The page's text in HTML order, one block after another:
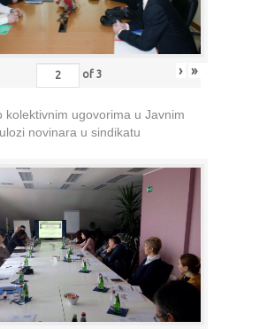
of 3 › »
kolektivnim ugovorima u Javnim
novinara u sindikatu